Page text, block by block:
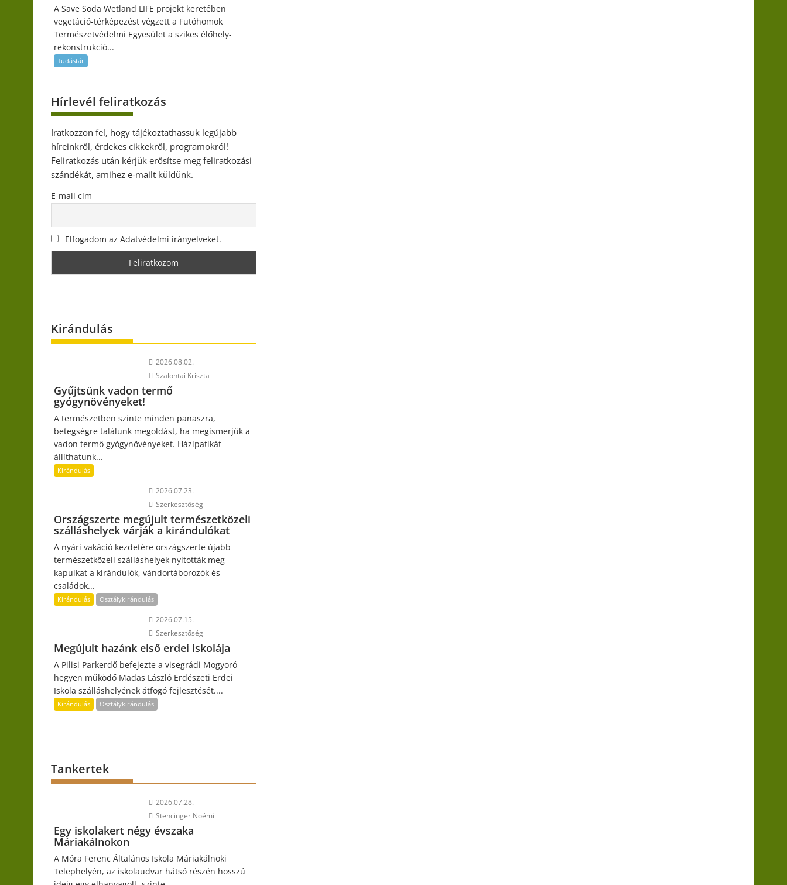
A Save Soda Wetland LIFE projekt keretében
vegetáció-térképezést végzett a Futóhomok
Természetvédelmi Egyesület a szikes élőhely-
rekonstrukció...
Tudástár
Hírlevél feliratkozás
Iratkozzon fel, hogy tájékoztathassuk legújabb
híreinkről, érdekes cikkekről, programokról!
Feliratkozás után kérjük erősítse meg feliratkozási
szándékát, amihez e-mailt küldünk.
E-mail cím
Elfogadom az Adatvédelmi irányelveket.
Kirándulás
2026.08.02.
Szalontai Kriszta
Gyűjtsünk vadon termő
gyógynövényeket!
A természetben szinte minden panaszra,
betegségre találunk megoldást, ha megismerjük a
vadon termő gyógynövényeket. Házipatikát
állíthatunk...
Kirándulás
2026.07.23.
Szerkesztőség
Országszerte megújult természetközeli
szálláshelyek várják a kirándulókat
A nyári vakáció kezdetére országszerte újabb
természetközeli szálláshelyek nyitották meg
kapuikat a kirándulók, vándortáborozók és
családok...
Kirándulás Osztálykirándulás
2026.07.15.
Szerkesztőség
Megújult hazánk első erdei iskolája
A Pilisi Parkerdő befejezte a visegrádi Mogyoró-
hegyen működő Madas László Erdészeti Erdei
Iskola szálláshelyének átfogó fejlesztését....
Kirándulás Osztálykirándulás
Tankertek
2026.07.28.
Stencinger Noémi
Egy iskolakert négy évszaka
Máriakálnokon
A Móra Ferenc Általános Iskola Máriakálnoki
Telephelyén, az iskolaudvar hátsó részén hosszú